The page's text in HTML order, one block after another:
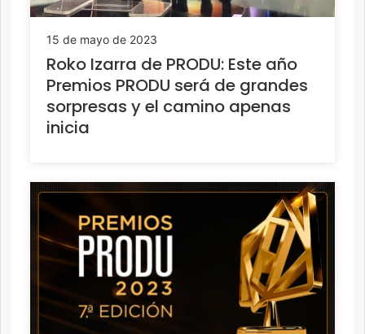
15 de mayo de 2023
Roko Izarra de PRODU: Este año
Premios PRODU será de grandes
sorpresas y el camino apenas
inicia